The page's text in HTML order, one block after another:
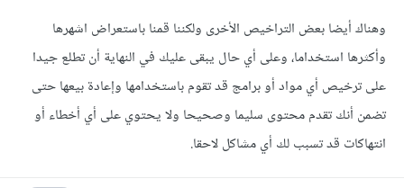
وهناك أيضا بعض التراخيص الأخرى ولكننا قمنا باستعراض اشهرها
وأكثرها استخداما، وعلى أي حال يبقى عليك في النهاية أن تطلع جيدا
على ترخيص أي مواد أو برامج قد تقوم باستخدامها وإعادة بيعها حتى
تضمن أنك تقدم محتوى سليما وصحيحا ولا يحتوي على أي أخطاء أو
انتهاكات قد تسبب لك أي مشاكل لاحقا.